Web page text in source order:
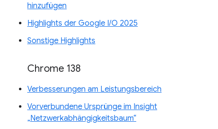
hinzufügen
Highlights der Google I/O 2025
Sonstige Highlights
Chrome 138
Verbesserungen am Leistungsbereich
Vorverbundene Ursprünge im Insight
„Netzwerkabhängigkeitsbaum“